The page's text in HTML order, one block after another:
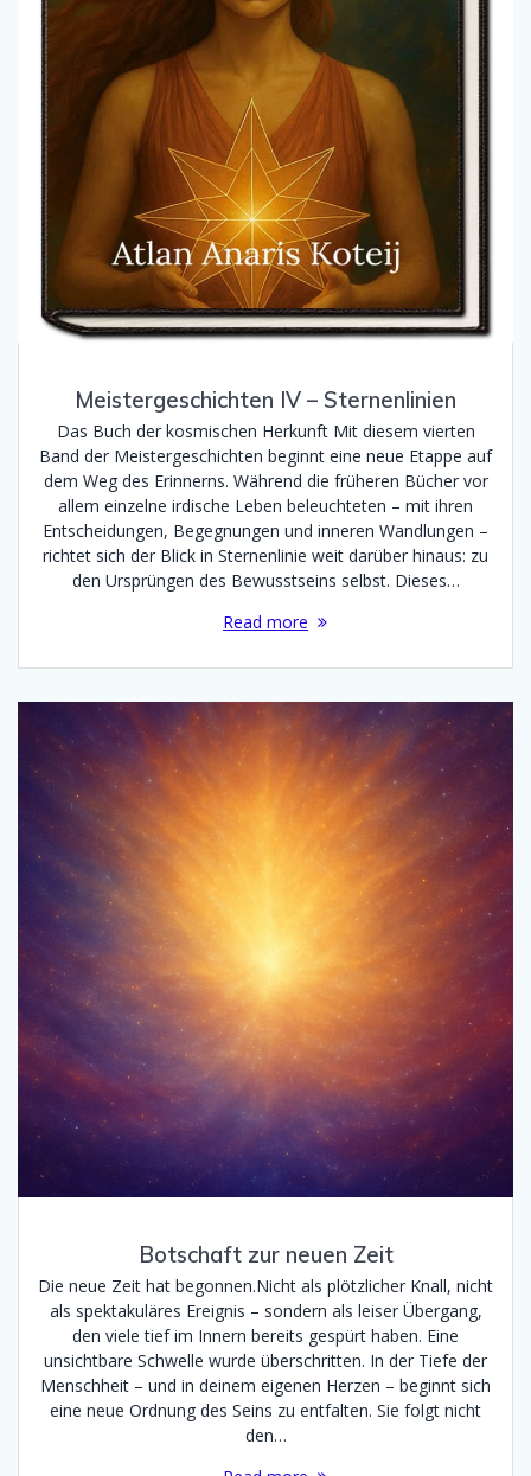
Meistergeschichten IV – Sternenlinien
Das Buch der kosmischen Herkunft Mit diesem vierten
Band der Meistergeschichten beginnt eine neue Etappe auf
dem Weg des Erinnerns. Während die früheren Bücher vor
allem einzelne irdische Leben beleuchteten – mit ihren
Entscheidungen, Begegnungen und inneren Wandlungen –
richtet sich der Blick in Sternenlinie weit darüber hinaus: zu
den Ursprüngen des Bewusstseins selbst. Dieses…
Read more
Botschaft zur neuen Zeit
Die neue Zeit hat begonnen.Nicht als plötzlicher Knall, nicht
als spektakuläres Ereignis – sondern als leiser Übergang,
den viele tief im Innern bereits gespürt haben. Eine
unsichtbare Schwelle wurde überschritten. In der Tiefe der
Menschheit – und in deinem eigenen Herzen – beginnt sich
eine neue Ordnung des Seins zu entfalten. Sie folgt nicht
den…